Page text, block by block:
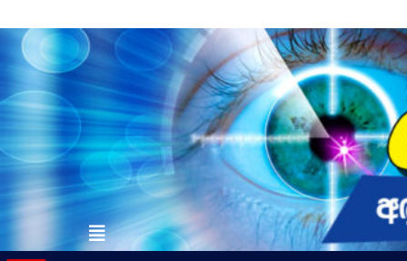
to
contentvinivida.lk